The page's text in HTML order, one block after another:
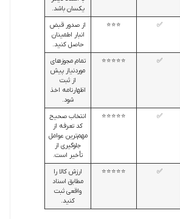
یکسان باشد.
✅
⭐⭐⭐
از صدور قبض
انبار اطمینان
حاصل کنید.
✅
⭐⭐⭐⭐⭐
تمام مجوزهای
موردنیاز پیش
از ثبت
اظهارنامه اخذ
شود.
✅
⭐⭐⭐⭐⭐
انتخاب صحیح
کد تعرفه از
مهم‌ترین عوامل
جلوگیری از
تأخیر است.
✅
⭐⭐⭐⭐⭐
ارزش کالا را
مطابق اسناد
واقعی ثبت
کنید.